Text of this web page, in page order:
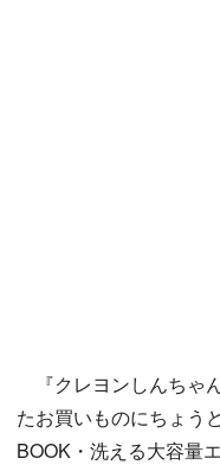
『クレヨンしんちゃ
たお買いものにちょう
BOOK・洗える大容量